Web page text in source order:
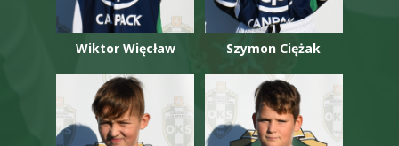
Wiktor Więcław Szymon Ciężak